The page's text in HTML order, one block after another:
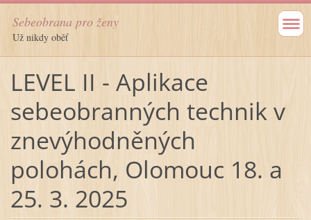
Sebeobrana pro ženy
Už nikdy oběť
LEVEL II - Aplikace
sebeobranných technik v
znevýhodněných
polohách, Olomouc 18. a
25. 3. 2025